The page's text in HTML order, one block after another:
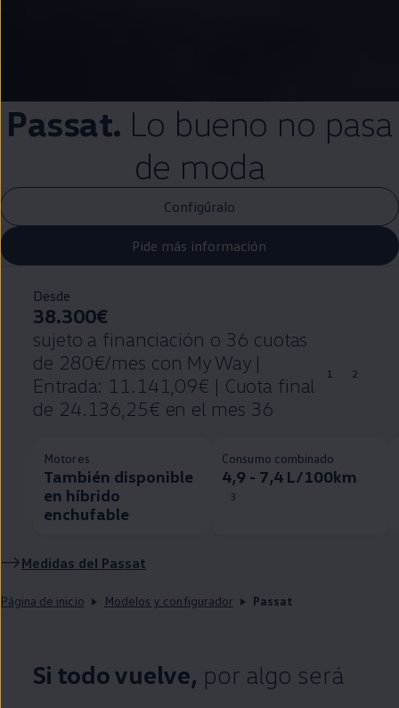
Passat. Lo bueno no pasa
de moda
Configúralo
Pide más información
Desde
38.300€
sujeto a financiación o 36 cuotas
de 280€/mes con My Way |
Entrada: 11.141,09€ | Cuota final
de 24.136,25€ en el mes 36
1 2
Motores
También disponible
en híbrido
enchufable
Consumo combinado
4,9 - 7,4 L/100km
3
Medidas del Passat
Página de inicio Modelos y configurador Passat
Si todo vuelve, por algo será